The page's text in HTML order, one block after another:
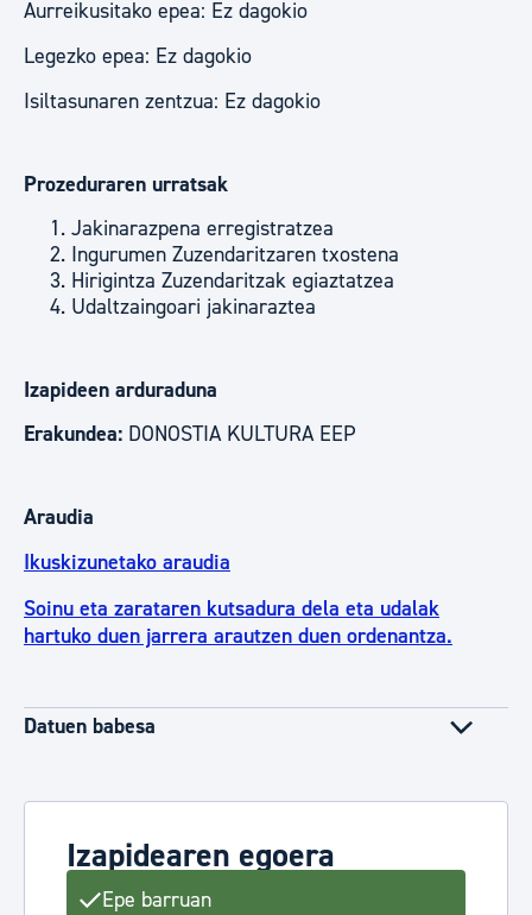
Aurreikusitako epea: Ez dagokio
Legezko epea: Ez dagokio
Isiltasunaren zentzua: Ez dagokio
Prozeduraren urratsak
Jakinarazpena erregistratzea
Ingurumen Zuzendaritzaren txostena
Hirigintza Zuzendaritzak egiaztatzea
Udaltzaingoari jakinaraztea
Izapideen arduraduna
Erakundea: DONOSTIA KULTURA EEP
Araudia
Ikuskizunetako araudia
Soinu eta zarataren kutsadura dela eta udalak
hartuko duen jarrera arautzen duen ordenantza.
Datuen babesa
Izapidearen egoera
Epe barruan